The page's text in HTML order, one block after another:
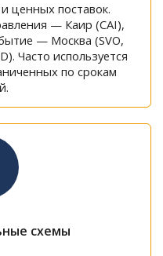
ценных поставок.
— Каир (CAI),
— Москва (SVO,
Часто используется
по срокам
схемы